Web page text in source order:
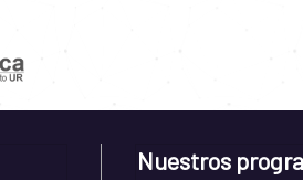
Nuestros